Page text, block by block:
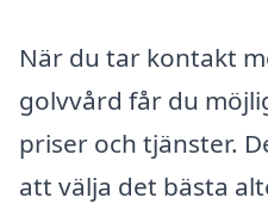
När du tar kontakt
golvvård får du
priser och tjänster.
att välja det bästa